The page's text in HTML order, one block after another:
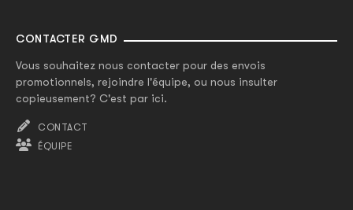
CONTACTER GMD
Vous souhaitez nous contacter pour des envois
promotionnels, rejoindre l'équipe, ou nous insulter
copieusement? C'est par ici.
CONTACT
ÉQUIPE